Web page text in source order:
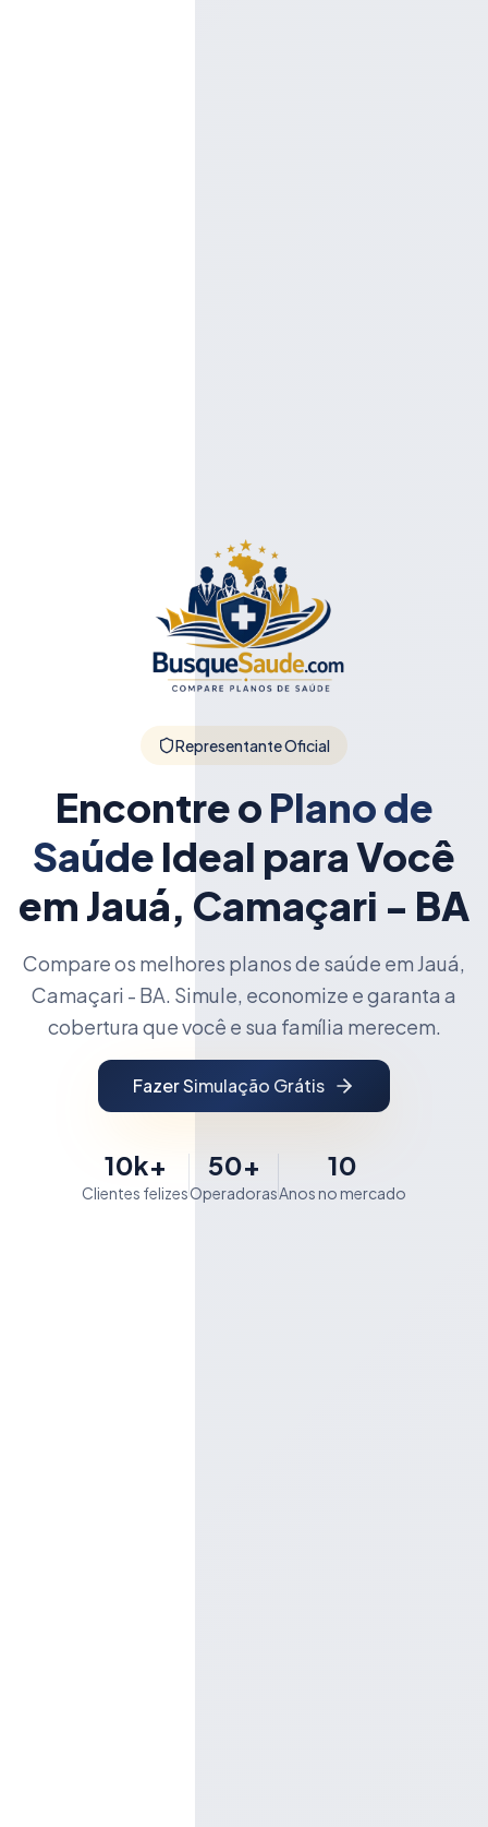
Representante Oficial
Encontre o Plano de
Saúde Ideal para Você
em Jauá, Camaçari - BA
Compare os melhores planos de saúde em Jauá,
Camaçari - BA. Simule, economize e garanta a
cobertura que você e sua família merecem.
Fazer Simulação Grátis
10k+
Clientes felizes
50+
Operadoras
10
Anos no mercado